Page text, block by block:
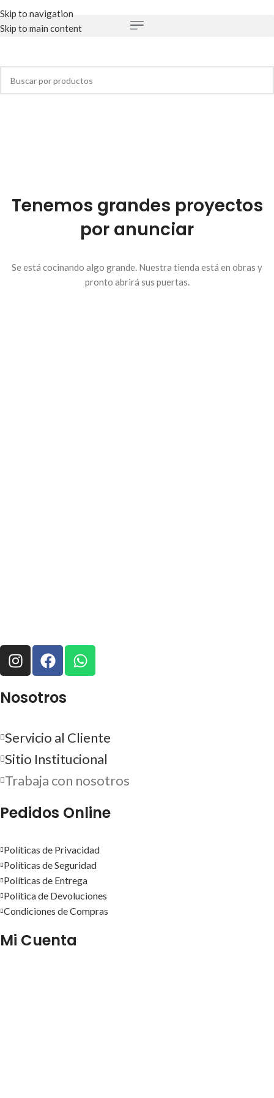
Skip to navigation
Skip to main content
Tenemos grandes proyectos
por anunciar
Se está cocinando algo grande. Nuestra tienda está en obras y
pronto abrirá sus puertas.
Nosotros
Servicio al Cliente
Sitio Institucional
Trabaja con nosotros
Pedidos Online
Políticas de Privacidad
Políticas de Seguridad
Políticas de Entrega
Política de Devoluciones
Condiciones de Compras
Mi Cuenta